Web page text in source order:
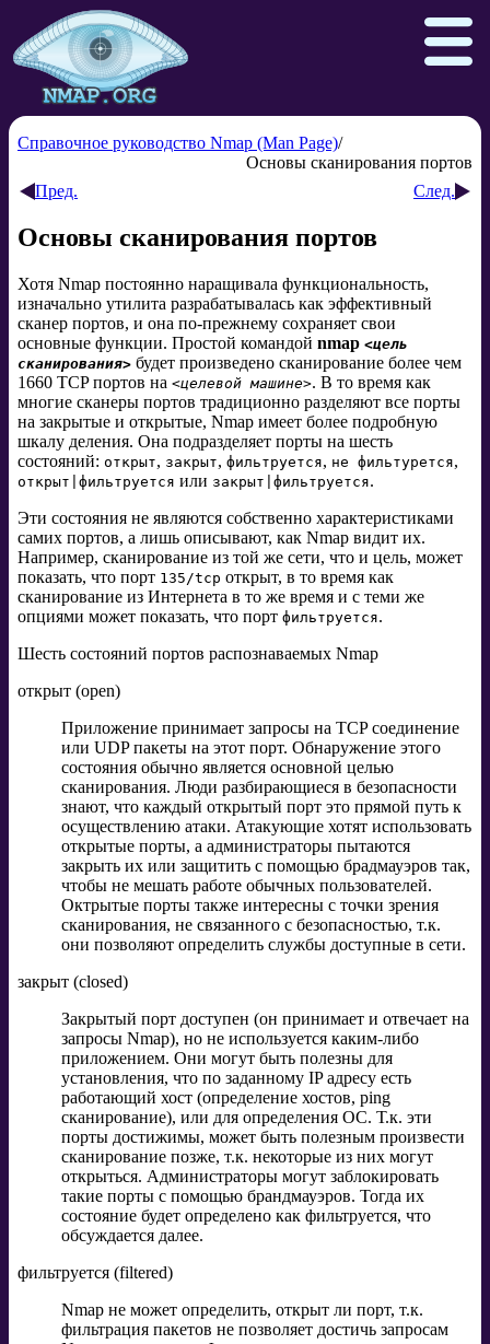
Npcap.com
Seclists.org
Sectools.org
Insecure.org
Download Book
Docs Zenmap GUI In the Movies
Справочное руководство Nmap (Man Page)
Основы сканирования портов
Пред.
След.
Основы сканирования портов
Хотя Nmap постоянно наращивала функциональность,
изначально утилита разрабатывалась как эффективный
сканер портов, и она по-прежнему сохраняет свои
основные функции. Простой командой nmap <цель
сканирования> будет произведено сканирование более чем
1660 TCP портов на <целевой машине>. В то время как
многие сканеры портов традиционно разделяют все порты
на закрытые и открытые, Nmap имеет более подробную
шкалу деления. Она подразделяет порты на шесть
состояний: открыт, закрыт, фильтруется, не фильтурется,
открыт|фильтруется или закрыт|фильтруется.
Эти состояния не являются собственно характеристиками
самих портов, а лишь описывают, как Nmap видит их.
Например, сканирование из той же сети, что и цель, может
показать, что порт 135/tcp открыт, в то время как
сканирование из Интернета в то же время и с теми же
опциями может показать, что порт фильтруется.
Шесть состояний портов распознаваемых Nmap
открыт (open)
Приложение принимает запросы на TCP соединение
или UDP пакеты на этот порт. Обнаружение этого
состояния обычно является основной целью
сканирования. Люди разбирающиеся в безопасности
знают, что каждый открытый порт это прямой путь к
осуществлению атаки. Атакующие хотят использовать
открытые порты, а администраторы пытаются
закрыть их или защитить с помощью брадмауэров так,
чтобы не мешать работе обычных пользователей.
Октрытые порты также интересны с точки зрения
сканирования, не связанного с безопасностью, т.к.
они позволяют определить службы доступные в сети.
закрыт (closed)
Закрытый порт доступен (он принимает и отвечает на
запросы Nmap), но не используется каким-либо
приложением. Они могут быть полезны для
установления, что по заданному IP адресу есть
работающий хост (определение хостов, ping
сканирование), или для определения ОС. Т.к. эти
порты достижимы, может быть полезным произвести
сканирование позже, т.к. некоторые из них могут
открыться. Администраторы могут заблокировать
такие порты с помощью брандмауэров. Тогда их
состояние будет определено как фильтруется, что
обсуждается далее.
фильтруется (filtered)
Nmap не может определить, открыт ли порт, т.к.
фильтрация пакетов не позволяет достичь запросам